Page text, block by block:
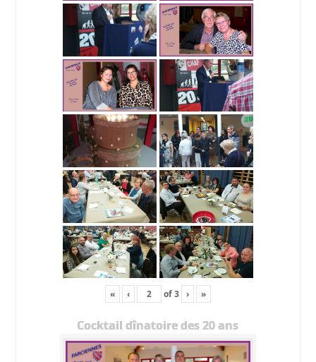
« ‹ of3 › »
Cocktail dînatoire des 20 ans